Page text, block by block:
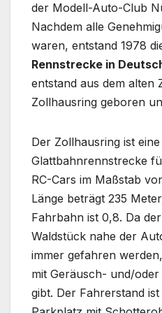
der Modell-Auto-Club
Nachdem alle
waren, entstand 1978
Rennstrecke in
entstand aus dem alten
Zollhausring geboren
Der Zollhausring ist
Glattbahnrennstrecke
RC-Cars im Maßstab
Länge beträgt 235
Fahrbahn ist 0,8. Da
Waldstück nahe der
immer gefahren
mit Geräusch- und/oder
gibt. Der Fahrerstand